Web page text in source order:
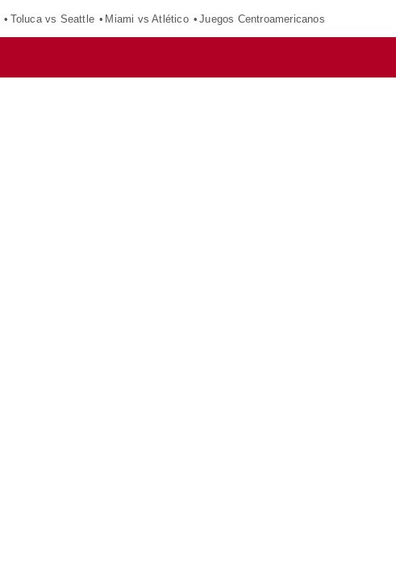
Toluca vs Seattle Miami vs Atlético Juegos Centroamericanos